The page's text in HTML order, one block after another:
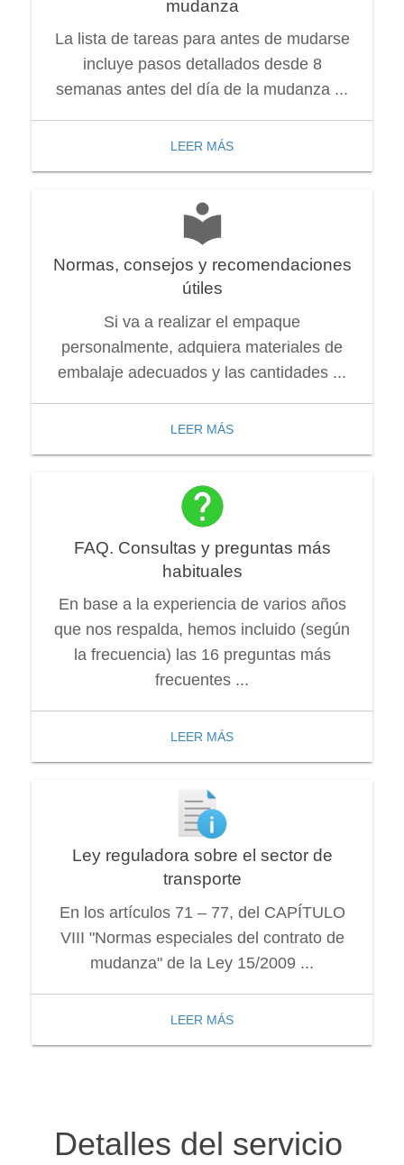
mudanza
La lista de tareas para antes de mudarse
incluye pasos detallados desde 8
semanas antes del día de la mudanza ...
LEER MÁS
Normas, consejos y recomendaciones
útiles
Si va a realizar el empaque
personalmente, adquiera materiales de
embalaje adecuados y las cantidades ...
LEER MÁS
FAQ. Consultas y preguntas más
habituales
En base a la experiencia de varios años
que nos respalda, hemos incluido (según
la frecuencia) las 16 preguntas más
frecuentes ...
LEER MÁS
Ley reguladora sobre el sector de
transporte
En los artículos 71 – 77, del CAPÍTULO
VIII "Normas especiales del contrato de
mudanza" de la Ley 15/2009 ...
LEER MÁS
Detalles del servicio